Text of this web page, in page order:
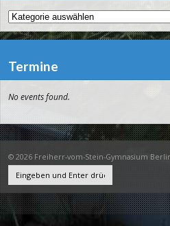
Kategorien
Termine
No events found.
© 2026 Freiherr-vom-Stein-Gymnasium